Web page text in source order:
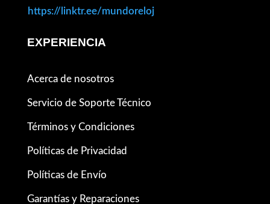
https://linktr.ee/mundoreloj
EXPERIENCIA
Acerca de nosotros
Servicio de Soporte Técnico
Términos y Condiciones
Políticas de Privacidad
Políticas de Envío
Garantías y Reparaciones